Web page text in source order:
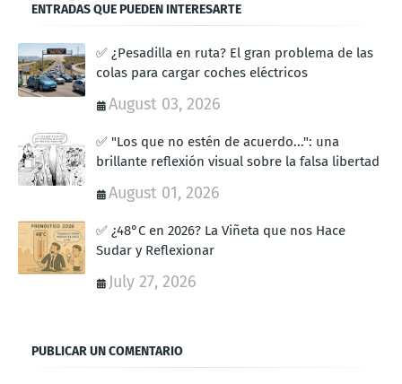
ENTRADAS QUE PUEDEN INTERESARTE
✅ ¿Pesadilla en ruta? El gran problema de las
colas para cargar coches eléctricos
August 03, 2026
✅ "Los que no estén de acuerdo...": una
brillante reflexión visual sobre la falsa libertad
August 01, 2026
✅ ¿48°C en 2026? La Viñeta que nos Hace
Sudar y Reflexionar
July 27, 2026
PUBLICAR UN COMENTARIO